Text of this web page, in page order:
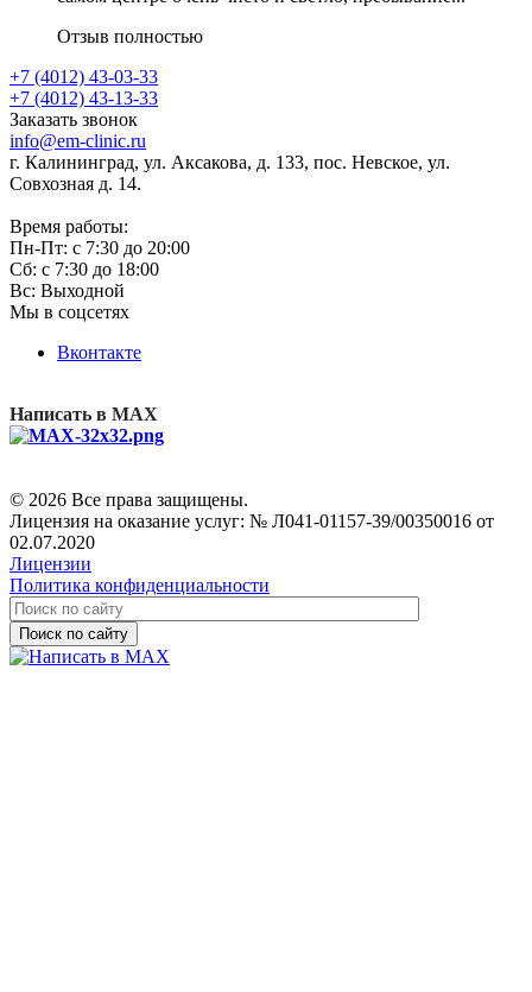
Отзыв полностью
+7 (4012) 43-03-33
+7 (4012) 43-13-33
Заказать звонок
info@em-clinic.ru
г. Калининград, ул. Аксакова, д. 133, пос. Невское, ул.
Совхозная д. 14.
Время работы:
Пн-Пт: с 7:30 до 20:00
Сб: с 7:30 до 18:00
Вс: Выходной
Мы в соцсетях
Вконтакте
Написать в MAX
© 2026 Все права защищены.
Лицензия на оказание услуг: № Л041-01157-39/00350016 от
02.07.2020
Лицензии
Политика конфиденциальности
Поиск по сайту